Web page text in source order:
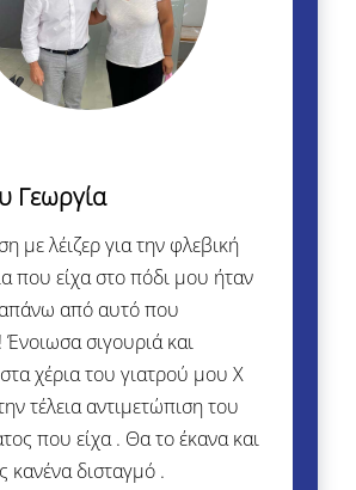
Γεωργία
με λέιζερ για την φλεβική
που είχα στο πόδι μου ήταν
από αυτό που
Ένοιωσα σιγουριά και
χέρια του γιατρού μου Χ
τέλεια αντιμετώπιση του
που είχα . Θα το έκανα και
κανένα δισταγμό .